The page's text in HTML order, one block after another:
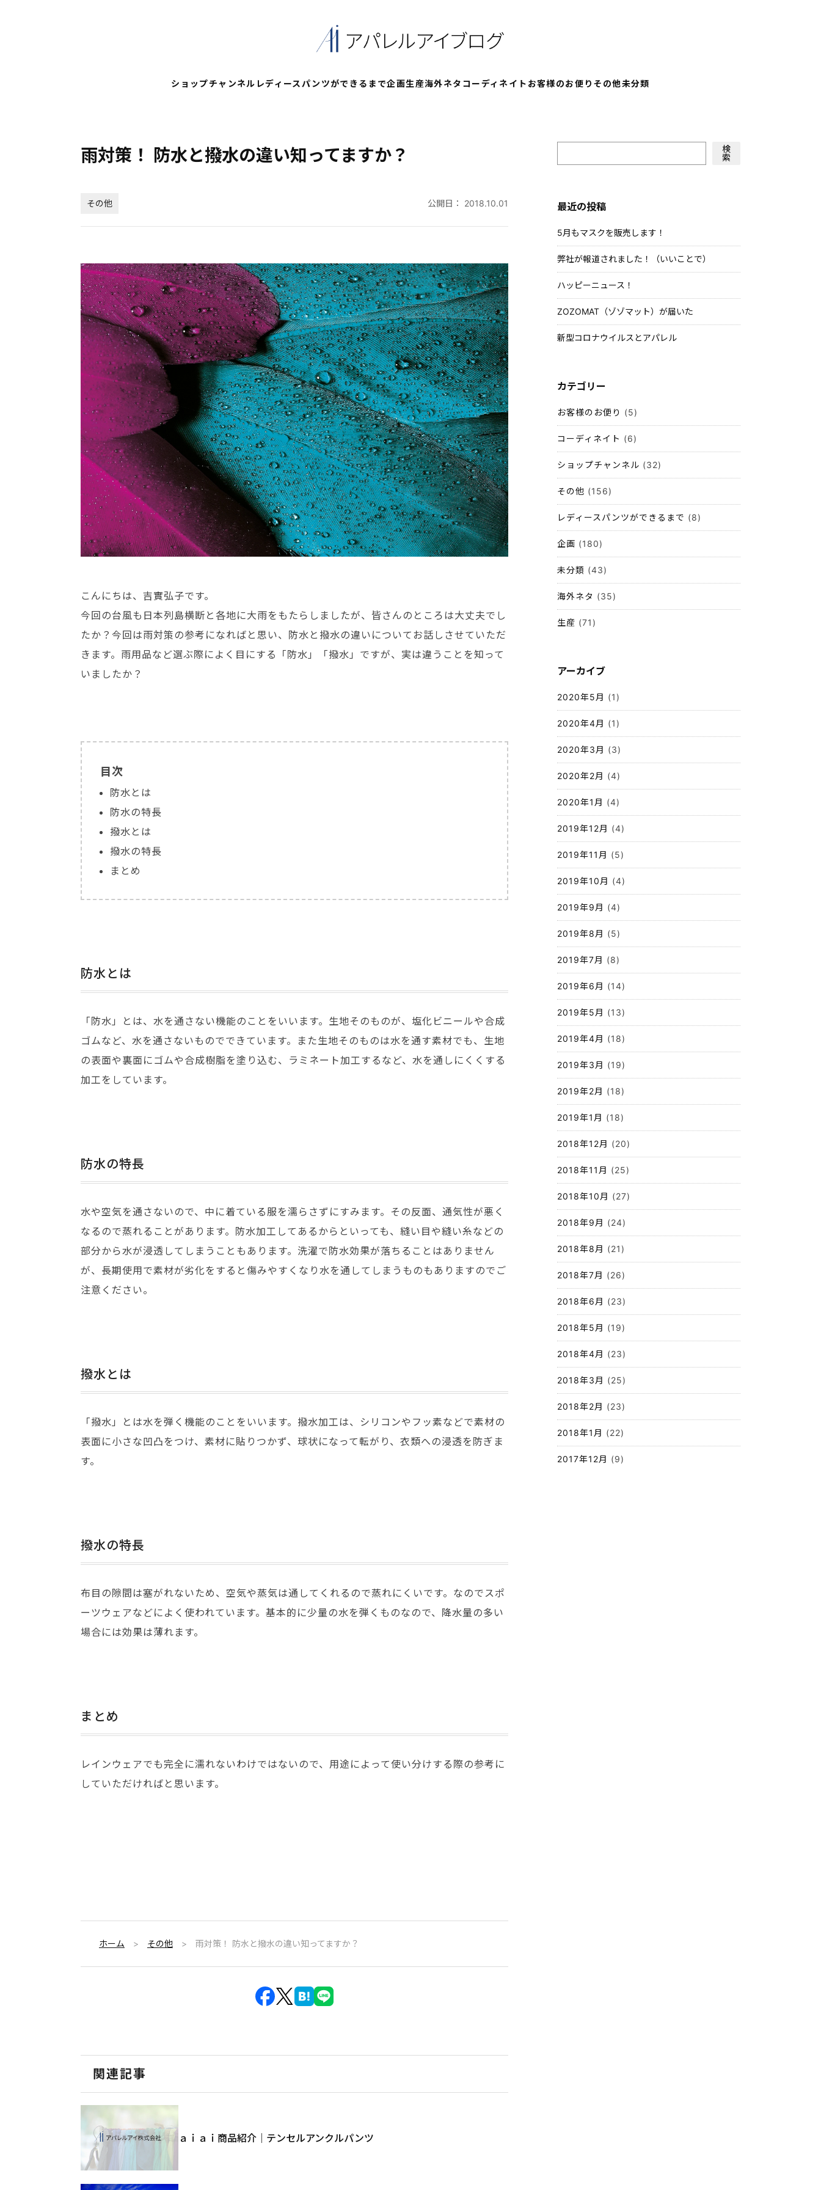
ショップチャンネル レディースパンツができるまで企画生産海外ネタ コーディネイト お客様のお便り その他未分類
雨対策！ 防水と撥水の違い知ってますか？
その他 公開日： 2018.10.01
こんにちは、吉實弘子です。
今回の台風も日本列島横断と各地に大雨をもたらしましたが、皆さんのところは大丈夫でし
たか？今回は雨対策の参考になればと思い、防水と撥水の違いについてお話しさせていただ
きます。雨用品など選ぶ際によく目にする「防水」「撥水」ですが、実は違うことを知って
いましたか？
目次
防水とは
防水の特長
撥水とは
撥水の特長
まとめ
防水とは
「防水」とは、水を通さない機能のことをいいます。生地そのものが、塩化ビニールや合成
ゴムなど、水を通さないものでできています。また生地そのものは水を通す素材でも、生地
の表面や裏面にゴムや合成樹脂を塗り込む、ラミネート加工するなど、水を通しにくくする
加工をしています。
防水の特長
水や空気を通さないので、中に着ている服を濡らさずにすみます。その反面、通気性が悪く
なるので蒸れることがあります。防水加工してあるからといっても、縫い目や縫い糸などの
部分から水が浸透してしまうこともあります。洗濯で防水効果が落ちることはありません
が、長期使用で素材が劣化をすると傷みやすくなり水を通してしまうものもありますのでご
注意ください。
撥水とは
「撥水」とは水を弾く機能のことをいいます。撥水加工は、シリコンやフッ素などで素材の
表面に小さな凹凸をつけ、素材に貼りつかず、球状になって転がり、衣類への浸透を防ぎま
す。
撥水の特長
布目の隙間は塞がれないため、空気や蒸気は通してくれるので蒸れにくいです。なのでスポ
ーツウェアなどによく使われています。基本的に少量の水を弾くものなので、降水量の多い
場合には効果は薄れます。
まとめ
レインウェアでも完全に濡れないわけではないので、用途によって使い分けする際の参考に
していただければと思います。
ホーム その他 雨対策！ 防水と撥水の違い知ってますか？
関連記事
ａｉａｉ商品紹介｜テンセルアンクルパンツ
検
索
最近の投稿
5月もマスクを販売します！
弊社が報道されました！（いいことで）
ハッピーニュース！
ZOZOMAT（ゾゾマット）が届いた
新型コロナウイルスとアパレル
カテゴリー
お客様のお便り (5)
コーディネイト (6)
ショップチャンネル (32)
その他 (156)
レディースパンツができるまで (8)
企画 (180)
未分類 (43)
海外ネタ (35)
生産 (71)
アーカイブ
2020年5月 (1)
2020年4月 (1)
2020年3月 (3)
2020年2月 (4)
2020年1月 (4)
2019年12月 (4)
2019年11月 (5)
2019年10月 (4)
2019年9月 (4)
2019年8月 (5)
2019年7月 (8)
2019年6月 (14)
2019年5月 (13)
2019年4月 (18)
2019年3月 (19)
2019年2月 (18)
2019年1月 (18)
2018年12月 (20)
2018年11月 (25)
2018年10月 (27)
2018年9月 (24)
2018年8月 (21)
2018年7月 (26)
2018年6月 (23)
2018年5月 (19)
2018年4月 (23)
2018年3月 (25)
2018年2月 (23)
2018年1月 (22)
2017年12月 (9)